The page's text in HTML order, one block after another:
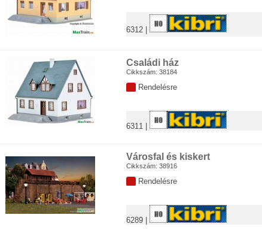
IGRA
R.M.
Euromodell
uModell
Mehano
Kleinbahn
6312 |
Családi ház
Cikkszám: 38184
Rendelésre
6311 |
Városfal és kiskert
Cikkszám: 38916
Rendelésre
6289 |